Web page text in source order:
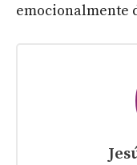
emocionalmente